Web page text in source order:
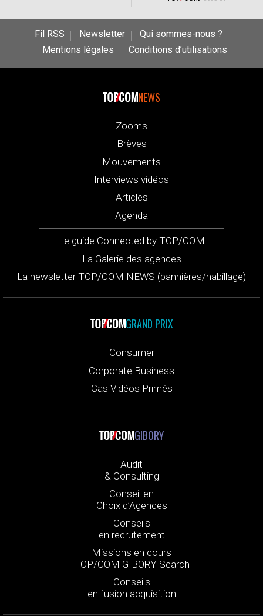
Fil RSS Newsletter
Qui sommes-nous ?
Mentions légales
Conditions d’utilisations
NEWS
Zooms
Brèves
Mouvements
Interviews vidéos
Articles
Agenda
Le guide Connected by TOP/COM
La Galerie des agences
La newsletter TOP/COM NEWS (bannières/habillage)
GRAND PRIX
Consumer
Corporate Business
Cas Vidéos Primés
GIBORY
Audit
& Consulting
Conseil en
Choix d’Agences
Conseils
en recrutement
Missions en cours
TOP/COM GIBORY Search
Conseils
en fusion acquisition